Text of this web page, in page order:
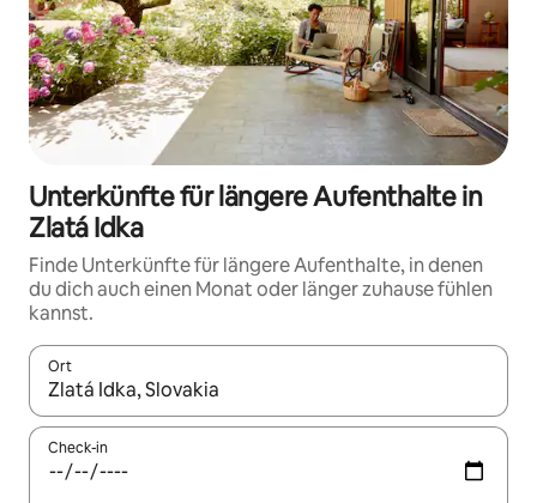
Unterkünfte für längere Aufenthalte in
Zlatá Idka
Finde Unterkünfte für längere Aufenthalte, in denen
du dich auch einen Monat oder länger zuhause fühlen
kannst.
Ort
Wenn Ergebnisse verfügbar sind, navigiere mit den
Check-in